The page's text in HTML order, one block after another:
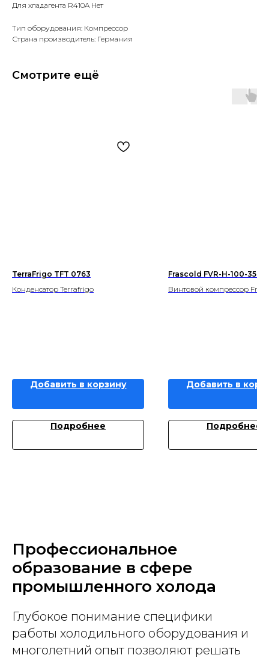
Для хладагента R410A Нет
Тип оборудования: Компрессор
Страна производитель: Германия
Смотрите ещё
TerraFrigo TFT 0763
Конденсатор Terrafrigo
Добавить в корзину
Подробнее
Frascold FVR-H-100-350
Винтовой компрессор
Добавить в
Подробнее
Профессиональное
образование в сфере
промышленного холода
Глубокое понимание специфики
работы холодильного оборудования и
многолетний опыт позволяют решать